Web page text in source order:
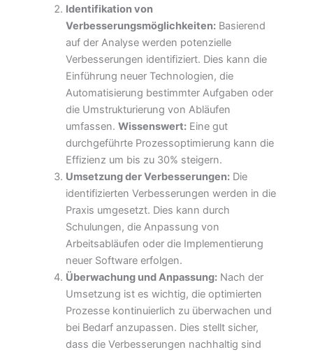
Identifikation von
Verbesserungsmöglichkeiten:Basierend
auf der Analyse werden potenzielle
Verbesserungen identifiziert. Dies kann die
Einführung neuer Technologien, die
Automatisierung bestimmter Aufgaben oder
die Umstrukturierung von Abläufen
umfassen. Wissenswert:Eine gut
durchgeführte Prozessoptimierung kann die
Effizienz um bis zu 30% steigern.
Umsetzung der Verbesserungen:Die
identifizierten Verbesserungen werden in die
Praxis umgesetzt. Dies kann durch
Schulungen, die Anpassung von
Arbeitsabläufen oder die Implementierung
neuer Software erfolgen.
Überwachung und Anpassung:Nach der
Umsetzung ist es wichtig, die optimierten
Prozesse kontinuierlich zu überwachen und
bei Bedarf anzupassen. Dies stellt sicher,
dass die Verbesserungen nachhaltig sind